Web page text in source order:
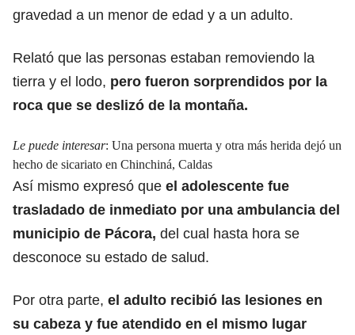
gravedad a un menor de edad y a un adulto.
Relató que las personas estaban removiendo la
tierra y el lodo, pero fueron sorprendidos por la
roca que se deslizó de la montaña.
Le puede interesar: Una persona muerta y otra más herida dejó un
hecho de sicariato en Chinchiná, Caldas
Así mismo expresó que el adolescente fue
trasladado de inmediato por una ambulancia del
municipio de Pácora, del cual hasta hora se
desconoce su estado de salud.
Por otra parte, el adulto recibió las lesiones en
su cabeza y fue atendido en el mismo lugar